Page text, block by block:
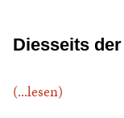
Diesseits
(...lesen)